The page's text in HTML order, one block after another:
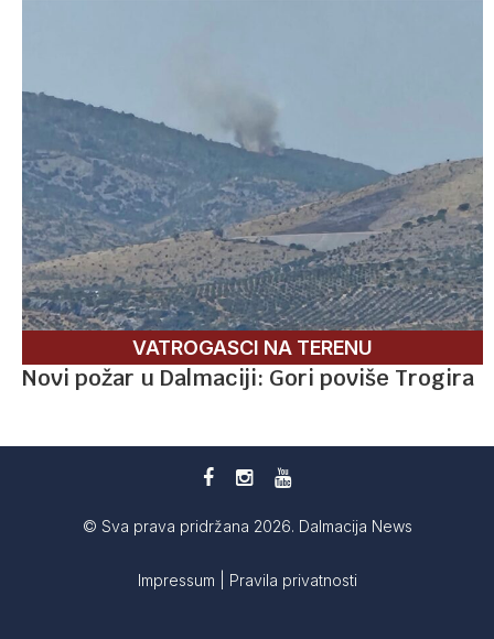
VATROGASCI NA TERENU
Novi požar u Dalmaciji: Gori poviše Trogira
© Sva prava pridržana 2026. Dalmacija News
Impressum Pravila privatnosti